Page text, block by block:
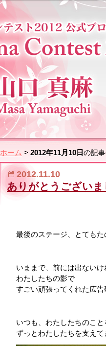
ホーム > 2012年11月10日の記
2012.11.10
ありがとうございま
最後のステージ、とても
いままで、前には出ないけ
わたしたちの影で
すごい頑張ってくれた広
いつも、わたしたちのこ
ずっとわたしたちを支え